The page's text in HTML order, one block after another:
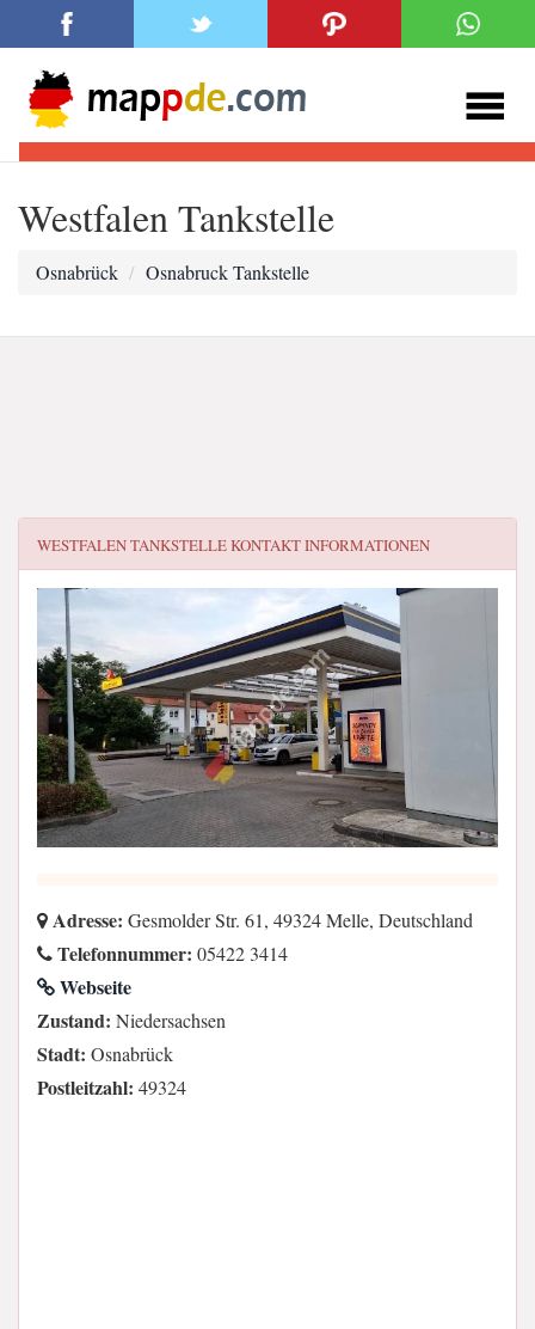
Westfalen Tankstelle
Osnabrück Osnabruck Tankstelle
WESTFALEN TANKSTELLEKONTAKT INFORMATIONEN
Adresse: Gesmolder Str. 61, 49324 Melle, Deutschland
Telefonnummer: 05422 3414
Webseite
Zustand: Niedersachsen
Stadt: Osnabrück
Postleitzahl: 49324